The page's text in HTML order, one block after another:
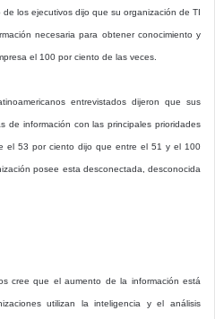
los ejecutivos dijo que su organización de TI
necesaria para obtener conocimiento y
el 100 por ciento de las veces.
entrevistados dijeron que sus
de información con las principales prioridades
el 53 por ciento dijo que entre el 51 y el 100
posee esta desconectada, desconocida
cree que el aumento de la información está
utilizan la inteligencia y el análisis